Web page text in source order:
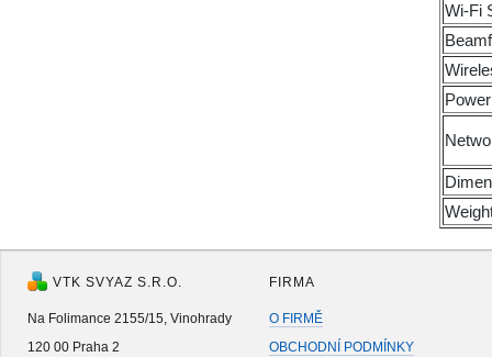
Wi-Fi
VTK SVYAZ S.R.O.
Na Folimance 2155/15, Vinohrady
120 00 Praha 2
FIRMA
O FIRMĚ
OBCHODNÍ PODMÍNKY